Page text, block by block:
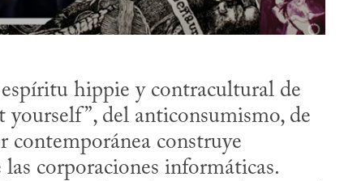
hippie y contracultural de
del anticonsumismo, de
contemporánea construye
corporaciones informáticas.